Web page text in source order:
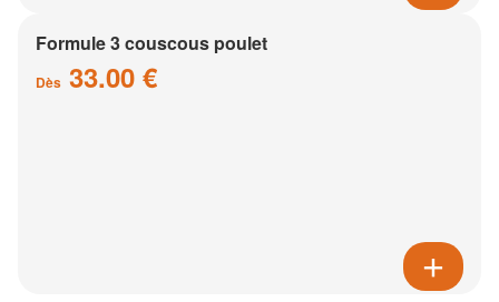
Formule 3 couscous poulet
Dès 33.00 €